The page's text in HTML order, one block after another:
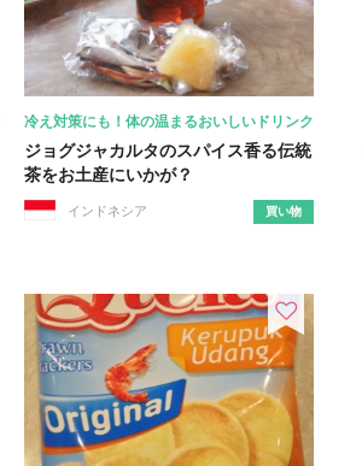
冷え対策にも！体の温まるおいしいドリンク
ジョグジャカルタのスパイス香る伝統
茶をお土産にいかが？
インドネシア 買い物